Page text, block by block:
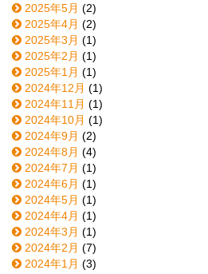
2025年5月 (2)
2025年4月 (2)
2025年3月 (1)
2025年2月 (1)
2025年1月 (1)
2024年12月 (1)
2024年11月 (1)
2024年10月 (1)
2024年9月 (2)
2024年8月 (4)
2024年7月 (1)
2024年6月 (1)
2024年5月 (1)
2024年4月 (1)
2024年3月 (1)
2024年2月 (7)
2024年1月 (3)